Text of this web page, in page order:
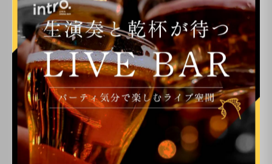
を過ごしましょう！
皆さまのご来場をお待ちしています！🪩🔥
#博多ライブハウス #博多ディスコ #博多ダイニングバー
#博多バー #福岡オールディーズ